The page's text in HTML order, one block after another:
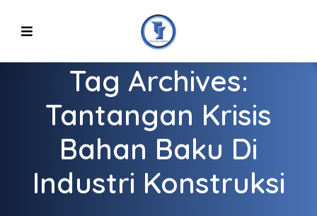
Tag Archives:
Tantangan Krisis
Bahan Baku Di
Industri Konstruksi